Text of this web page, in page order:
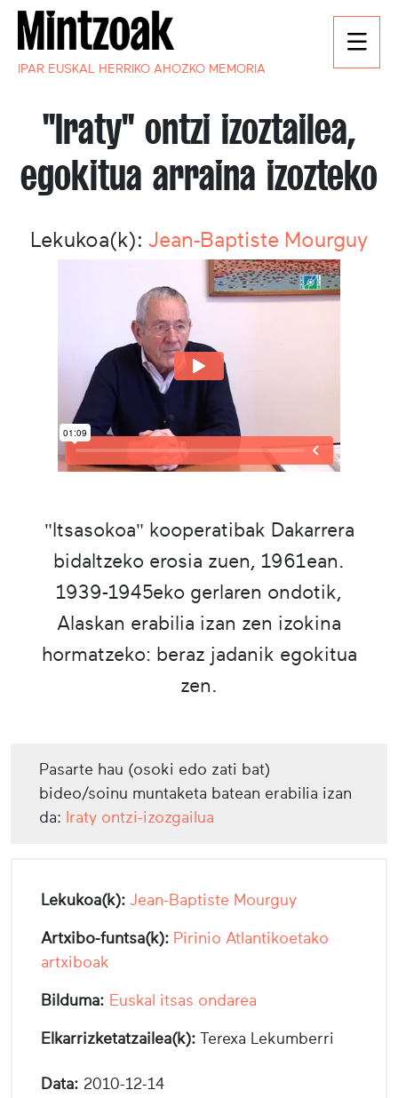
IPAR EUSKAL HERRIKO AHOZKO MEMORIA
''Iraty'' ontzi izoztailea,
egokitua arraina izozteko
Lekukoa(k): Jean-Baptiste Mourguy
"Itsasokoa" kooperatibak Dakarrera
bidaltzeko erosia zuen, 1961ean.
1939-1945eko gerlaren ondotik,
Alaskan erabilia izan zen izokina
hormatzeko: beraz jadanik egokitua
zen.
Pasarte hau (osoki edo zati bat)
bideo/soinu muntaketa batean erabilia izan
da: Iraty ontzi-izozgailua
Lekukoa(k): Jean-Baptiste Mourguy
Artxibo-funtsa(k): Pirinio Atlantikoetako
artxiboak
Bilduma: Euskal itsas ondarea
Elkarrizketatzailea(k): Terexa Lekumberri
Data: 2010-12-14